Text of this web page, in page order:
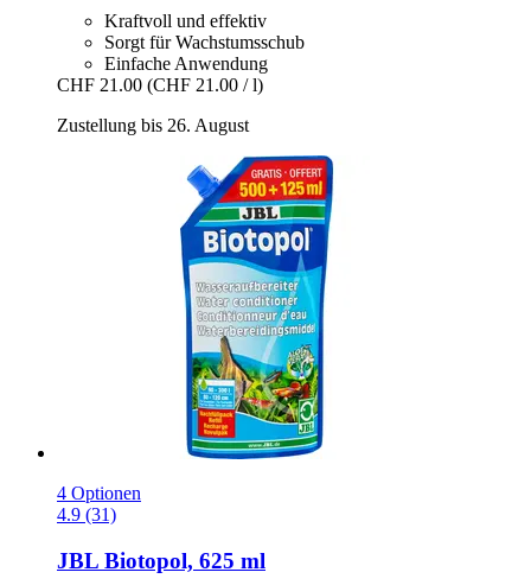
Kraftvoll und effektiv
Sorgt für Wachstumsschub
Einfache Anwendung
CHF 21.00 (CHF 21.00 / l)
Zustellung bis 26. August
4 Optionen
4.9 (31)
JBL Biotopol, 625 ml